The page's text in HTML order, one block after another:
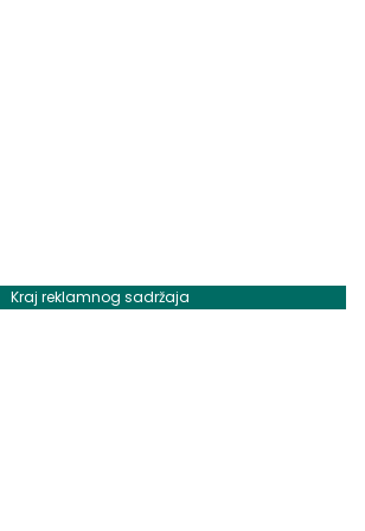
Kraj reklamnog sadržaja